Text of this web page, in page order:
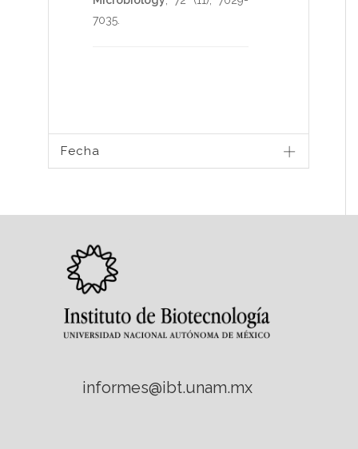
7035
Fecha
informes@ibt.unam.mx